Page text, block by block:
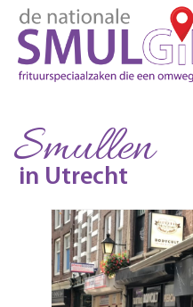
Smullen
in Utrecht